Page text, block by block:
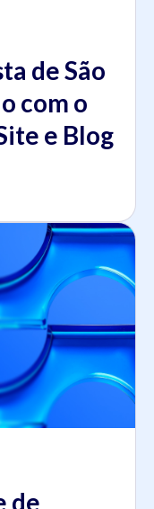
de São
com o
e Blog
de